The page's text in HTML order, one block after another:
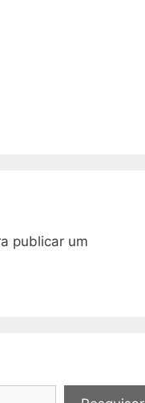
publicar um